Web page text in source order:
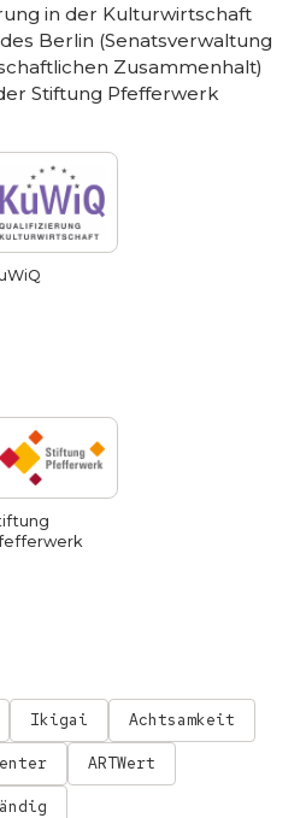
in der Kulturwirtschaft
Berlin (Senatsverwaltung
Zusammenhalt)
Stiftung Pfefferwerk
Ikigai Achtsamkeit
ARTWert